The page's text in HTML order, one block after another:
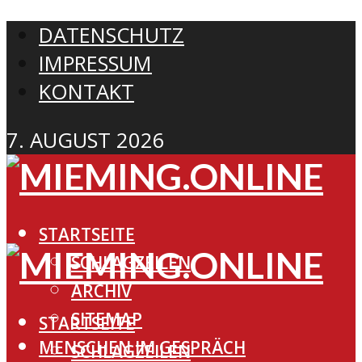
DATENSCHUTZ
IMPRESSUM
KONTAKT
7. AUGUST 2026
STARTSEITE
SCHLAGZEILEN
ARCHIV
SITEMAP
MENSCHEN IM GESPRÄCH
STARTSEITE
SCHLAGZEILEN